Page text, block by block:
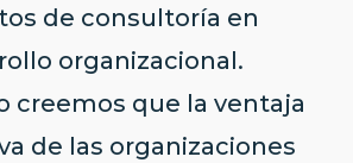
de consultoría en
organizacional.
creemos que la ventaja
de las organizaciones